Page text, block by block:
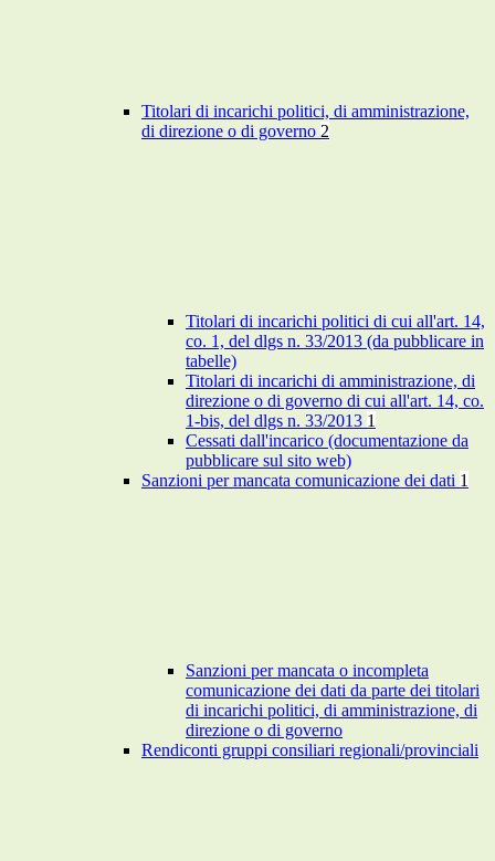
Titolari di incarichi politici, di amministrazione,
di direzione o di governo 2
Titolari di incarichi politici di cui all'art. 14,
co. 1, del dlgs n. 33/2013 (da pubblicare in
tabelle)
Titolari di incarichi di amministrazione, di
direzione o di governo di cui all'art. 14, co.
1-bis, del dlgs n. 33/2013 1
Cessati dall'incarico (documentazione da
pubblicare sul sito web)
Sanzioni per mancata comunicazione dei dati 1
Sanzioni per mancata o incompleta
comunicazione dei dati da parte dei titolari
di incarichi politici, di amministrazione, di
direzione o di governo
Rendiconti gruppi consiliari regionali/provinciali